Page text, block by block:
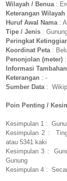
Wilayah / Benua:
Keterangan Wilayah
Huruf Awal Nama: A
Tipe / Jenis :
Peringkat
Koordinat Peta:
Penonjolan (meter)
Informasi Tambahan
Keterangan : -
Sumber Data:
Poin Penting /
Kesimpulan 1 :
Kesimpulan 2 :
atau 5341 kaki
Kesimpulan 3 :
Gunung
Kesimpulan 4 :